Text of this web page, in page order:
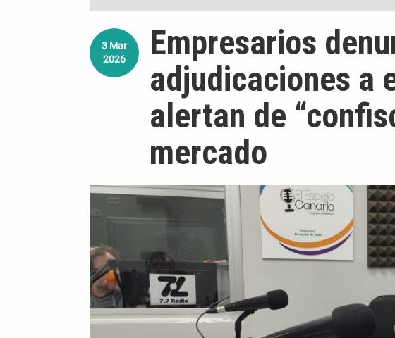
3 Mar
2026
Empresarios
adjudicaciones a
alertan de
mercado